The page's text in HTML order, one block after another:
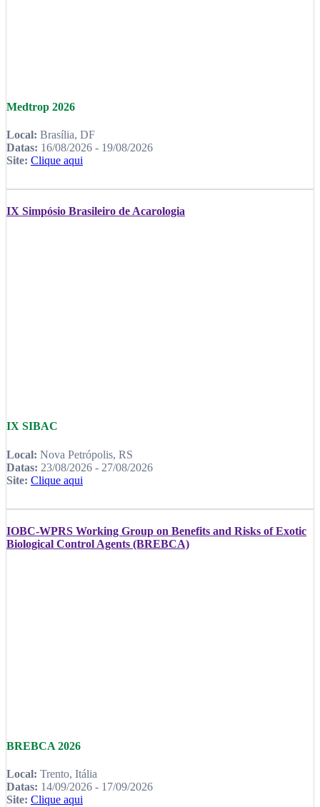
Medtrop 2026
Local: Brasília, DF
Datas: 16/08/2026 - 19/08/2026
Site: Clique aqui
IX Simpósio Brasileiro de Acarologia
IX SIBAC
Local: Nova Petrópolis, RS
Datas: 23/08/2026 - 27/08/2026
Site: Clique aqui
IOBC-WPRS Working Group on Benefits and Risks of Exotic
Biological Control Agents (BREBCA)
BREBCA 2026
Local: Trento, Itália
Datas: 14/09/2026 - 17/09/2026
Site: Clique aqui